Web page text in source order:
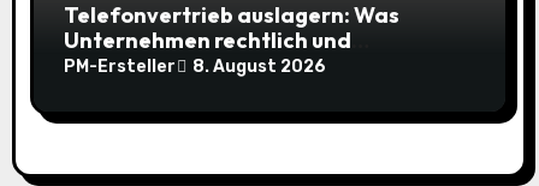
Telefonvertrieb auslagern: Was
Unternehmen rechtlich und
organisatorisch beachten müssen
PM-Ersteller 8. August 2026